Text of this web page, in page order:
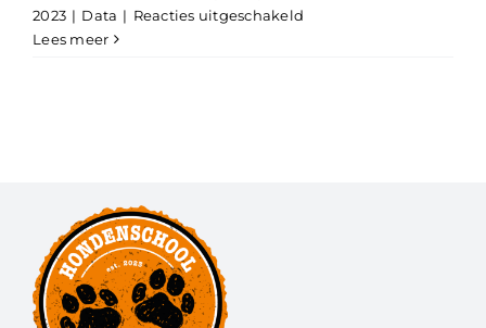
2023 | Data | Reacties uitgeschakeld
Lees meer